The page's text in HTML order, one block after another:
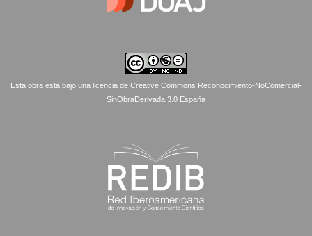
Esta obra está bajo una licencia de Creative Commons Reconocimiento-NoComercial-
SinObraDerivada 3.0 España